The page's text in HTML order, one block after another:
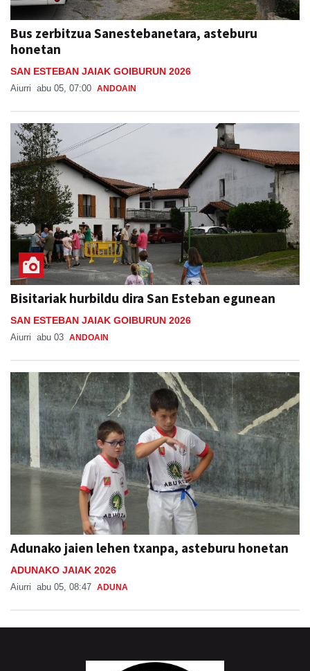
Bus zerbitzua Sanestebanetara, asteburu
honetan
SAN ESTEBAN JAIAK GOIBURUN 2026
Aiurri abu 05, 07:00 ANDOAIN
Bisitariak hurbildu dira San Esteban egunean
SAN ESTEBAN JAIAK GOIBURUN 2026
Aiurri abu 03 ANDOAIN
Adunako jaien lehen txanpa, asteburu honetan
ADUNAKO JAIAK 2026
Aiurri abu 05, 08:47 ADUNA